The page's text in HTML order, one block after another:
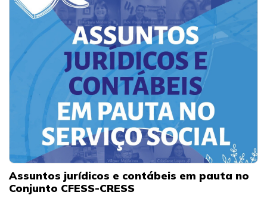
Assuntos jurídicos e contábeis em pauta no
Conjunto CFESS-CRESS